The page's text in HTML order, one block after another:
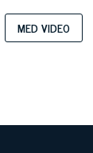
MED VIDEO